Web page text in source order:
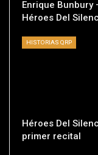
Enrique Bunbury
Héroes Del
HISTORIAS QRP
Héroes Del
primer recital